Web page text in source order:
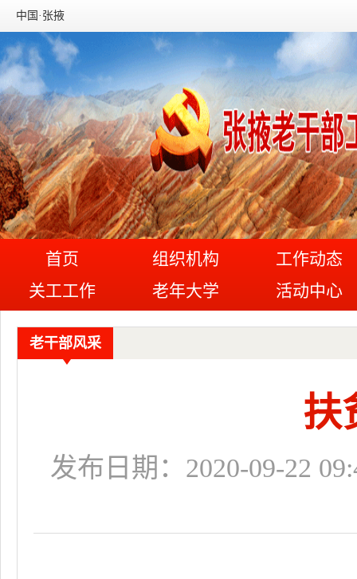
中国·张掖
首页 组织机构
工作动态
关工工作
老年大学 活动中心
老干部风采
扶
发布日期：2020-09-22